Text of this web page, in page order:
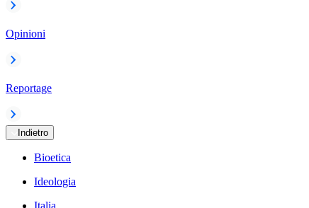
Opinioni
Reportage
Indietro
Bioetica
Ideologia
Italia